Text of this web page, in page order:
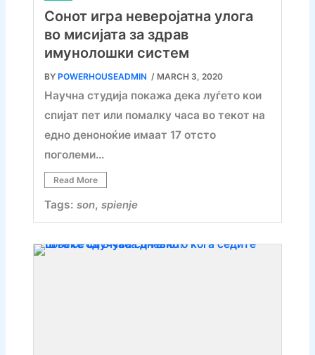
Сонот игра неверојатна улога
во мисијата за здрав
имунолошки систем
BY POWERHOUSEADMIN / MARCH 3, 2020
Научна студија покажа дека луѓето кои
спијат пет или помалку часа во текот на
едно деноноќие имаат 17 отсто
поголеми…
Read More
Tags: son, spienje